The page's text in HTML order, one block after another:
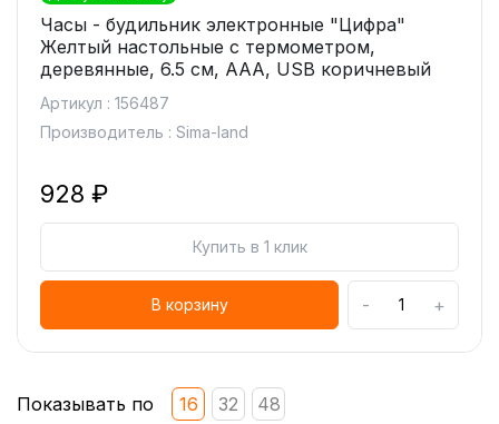
Часы - будильник электронные "Цифра"
Желтый настольные с термометром,
деревянные, 6.5 см, ААА, USB коричневый
Артикул : 156487
Производитель : Sima-land
928 ₽
Купить в 1 клик
В корзину - +
Показывать по 16 32 48